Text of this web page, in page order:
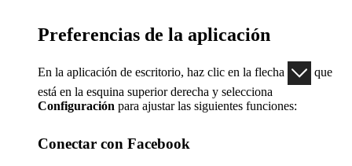
Preferencias de la aplicación
En la aplicación de escritorio, haz clic en la flecha
que
está en la esquina superior derecha y selecciona
Configuración para ajustar las siguientes funciones:
Conectar con Facebook